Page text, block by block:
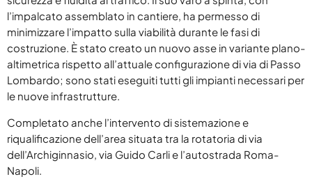
Viaggi
World
l’impalcato assemblato in cantiere, ha permesso di
minimizzare l’impatto sulla viabilità durante le fasi di
costruzione. È stato creato un nuovo asse in variante plano-
altimetrica rispetto all’attuale configurazione di via di Passo
Lombardo; sono stati eseguiti tutti gli impianti necessari per
le nuove infrastrutture.
Completato anche l’intervento di sistemazione e
riqualificazione dell’area situata tra la rotatoria di via
dell’Archiginnasio, via Guido Carli e l’autostrada Roma-
Napoli.